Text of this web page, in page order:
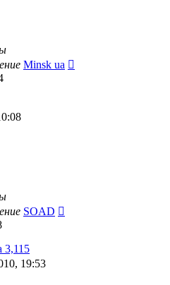
Minsk ua
SOAD
3,115
19:53